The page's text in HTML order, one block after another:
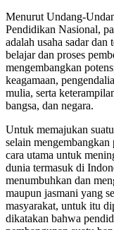
Menurut Undang-
Pendidikan Nasional,
adalah usaha sadar
belajar dan proses
mengembangkan
keagamaan,
mulia, serta
bangsa, dan negara.
Untuk memajukan
selain
cara utama untuk
dunia termasuk di
menumbuhkan dan
maupun jasmani yang
masyarakat, untuk itu
dikatakan bahwa